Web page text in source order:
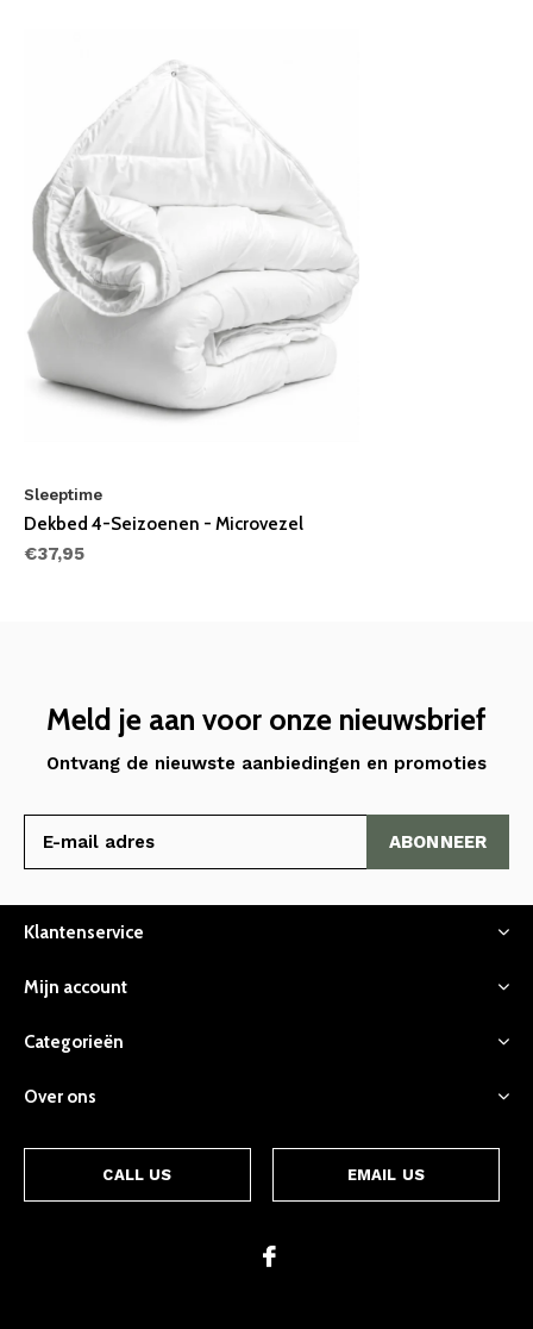
Sleeptime
Dekbed 4-Seizoenen - Microvezel
€37,95
Meld je aan voor onze nieuwsbrief
Ontvang de nieuwste aanbiedingen en promoties
ABONNEER
Klantenservice
Mijn account
Categorieën
Over ons
CALL US EMAIL US